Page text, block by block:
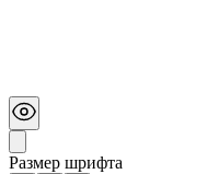
Размер шрифта